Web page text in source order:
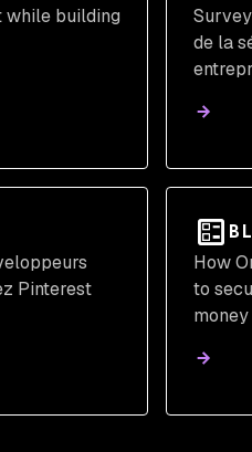
while building
de la
Pinterest
How
to
money